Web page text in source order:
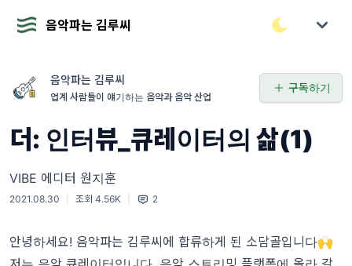
음악파는 김루씨
음악파는 김루씨
업계 사람들이 얘기하는 음악과 음악 산업
구독하기
더: 인터뷰_큐레이터의 삶(1)
VIBE 에디터 원지훈
2021.08.30 조회 4.56K 2
안녕하세요! 음악파는 김루씨에 합류하게 된 소담골입니다🙌